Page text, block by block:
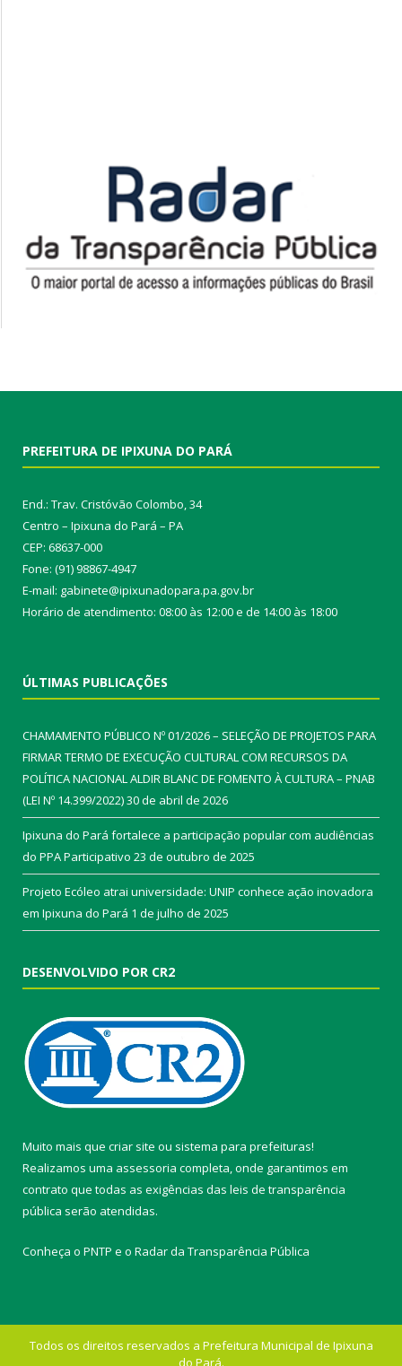
PREFEITURA DE IPIXUNA DO PARÁ
End.: Trav. Cristóvão Colombo, 34
Centro – Ipixuna do Pará – PA
CEP: 68637-000
Fone: (91) 98867-4947
E-mail: gabinete@ipixunadopara.pa.gov.br
Horário de atendimento: 08:00 às 12:00 e de 14:00 às 18:00
ÚLTIMAS PUBLICAÇÕES
CHAMAMENTO PÚBLICO Nº 01/2026 – SELEÇÃO DE PROJETOS PARA
FIRMAR TERMO DE EXECUÇÃO CULTURAL COM RECURSOS DA
POLÍTICA NACIONAL ALDIR BLANC DE FOMENTO À CULTURA – PNAB
(LEI Nº 14.399/2022)30 de abril de 2026
Ipixuna do Pará fortalece a participação popular com audiências
do PPA Participativo 23 de outubro de 2025
Projeto Ecóleo atrai universidade: UNIP conhece ação inovadora
em Ipixuna do Pará 1 de julho de 2025
DESENVOLVIDO POR CR2
Muito mais que criar site ou sistema para prefeituras!
Realizamos uma assessoria completa, onde garantimos em
contrato que todas as exigências das leis de transparência
pública serão atendidas.
Conheça o PNTP e o Radar da Transparência Pública
Todos os direitos reservados a Prefeitura Municipal de Ipixuna
do Pará.